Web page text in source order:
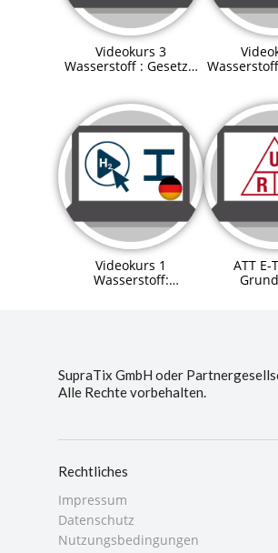
Videokurs 3
Wasserstoff : Gesetze,
Videokurs 1
Wasserstoff:
ATT E-
SupraTix GmbH oder
Alle Rechte vorbehalten.
Rechtliches
Impressum
Datenschutz
Nutzungsbedingungen